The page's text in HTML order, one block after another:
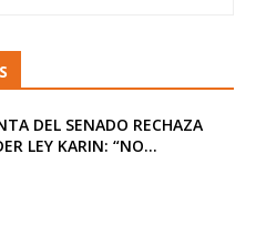
DEL SENADO RECHAZA
LEY KARIN: “NO...